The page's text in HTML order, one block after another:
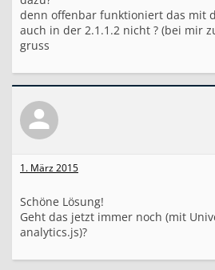
denn offenbar funktioniert das mit
auch in der 2.1.1.2 nicht ? (bei mir
gruss
1. März 2015
Schöne Lösung!
Geht das jetzt immer noch (mit
analytics.js)?